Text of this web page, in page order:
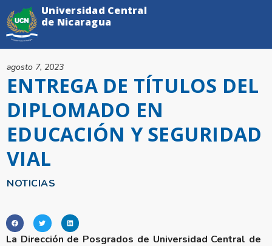
NOTICIAS
ENTREGA DE TÍTULOS DEL
DIPLOMADO EN
EDUCACIÓN Y SEGURIDAD
VIAL
agosto 7, 2023
Universidad Central
de Nicaragua
La Dirección de Posgrados de Universidad Central de